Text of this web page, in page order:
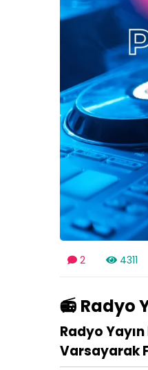
2 4311
📻 Radyo
Radyo
Varsayarak